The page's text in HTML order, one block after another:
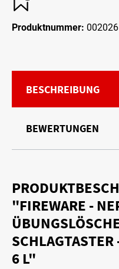
Produktnummer: 002026
BESCHREIBUNG
BEWERTUNGEN
"FIREWARE -
6 L"